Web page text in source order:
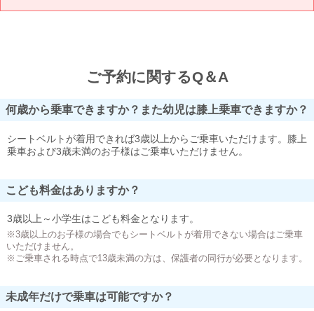
ご予約に関するQ＆A
何歳から乗車できますか？また幼児は膝上乗車できますか？
シートベルトが着用できれば3歳以上からご乗車いただけます。膝上
乗車および3歳未満のお子様はご乗車いただけません。
こども料金はありますか？
3歳以上～小学生はこども料金となります。
※3歳以上のお子様の場合でもシートベルトが着用できない場合はご乗車
いただけません。
※ご乗車される時点で13歳未満の方は、保護者の同行が必要となります。
未成年だけで乗車は可能ですか？